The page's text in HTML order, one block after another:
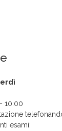
10:00
esami: